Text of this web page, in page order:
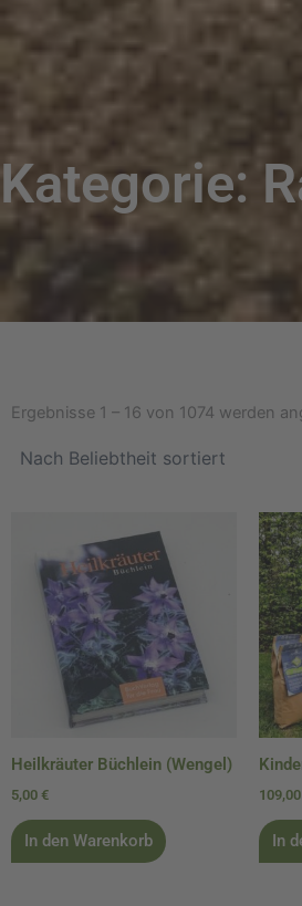
Kategorie:
Ergebnisse 1 – 16 von 1074 werden
Heilkräuter Büchlein (Wengel)
5,00 €
In den Warenkorb
109,00
In